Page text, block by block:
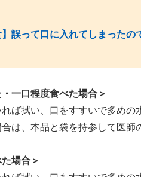
】誤って口に入れてしまったの
一口程度食べた場合＞
ば拭い、口をすすいで多め
は、本品と袋を持参して医師
場合＞